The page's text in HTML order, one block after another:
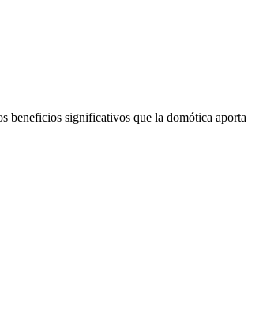
beneficios significativos que la domótica aporta